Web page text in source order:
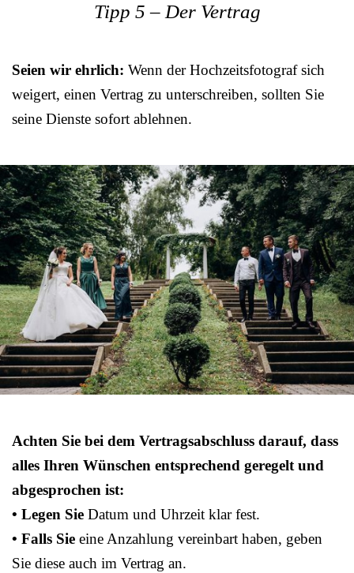
Tipp 5 – Der Vertrag
Seien wir ehrlich: Wenn der Hochzeitsfotograf sich
weigert, einen Vertrag zu unterschreiben, sollten Sie
seine Dienste sofort ablehnen.
Achten Sie bei dem Vertragsabschluss darauf, dass
alles Ihren Wünschen entsprechend geregelt und
abgesprochen ist:
• Legen Sie Datum und Uhrzeit klar fest.
• Falls Sie eine Anzahlung vereinbart haben, geben
Sie diese auch im Vertrag an.